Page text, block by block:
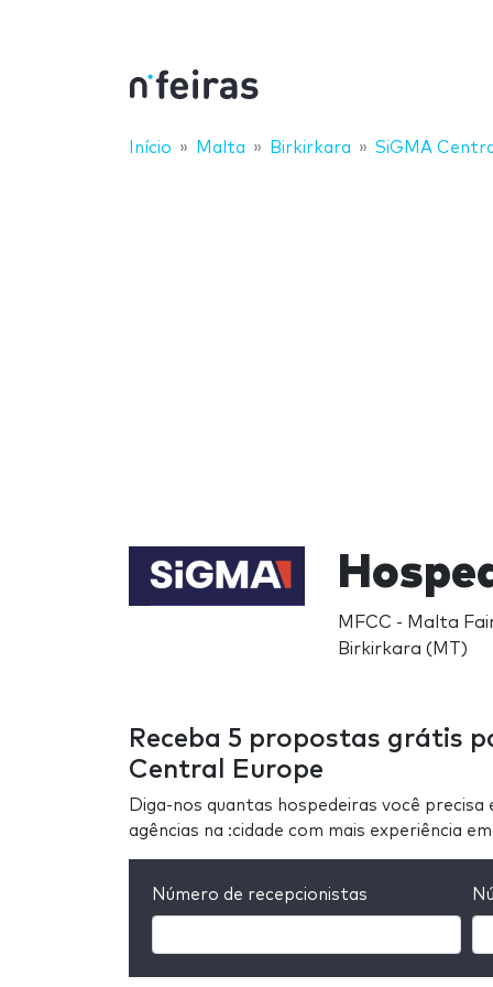
Início Malta Birkirkara SiGMA
MFCC - Malta
Birkirkara (MT)
Receba 5 propostas grátis
Central Europe
Diga-nos quantas hospedeiras você
agências na :cidade com mais experiência
Número de recepcionistas